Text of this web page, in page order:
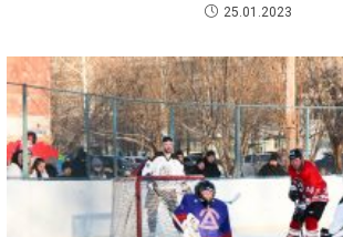
25.01.2023